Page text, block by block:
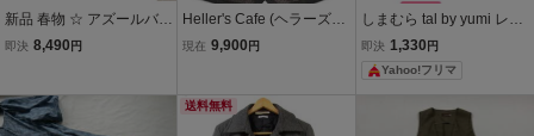
新品 春物 ☆ アズールバイ
マウジー AZUL BY MOUS
ベージュ テーラード イ
ージー パンツ
即決 8,490 円
Heller's Cafe (ヘラーズカ
フェ) HC-132 - Gray-Herri
(XL) / ウエアハウス
現在 9,900 円
しまむら tal by yumi レー
スジレ ベスト ブラウン 前
開きMサイズ
即決 1,330 円
Yahoo!フリマ
送料無料